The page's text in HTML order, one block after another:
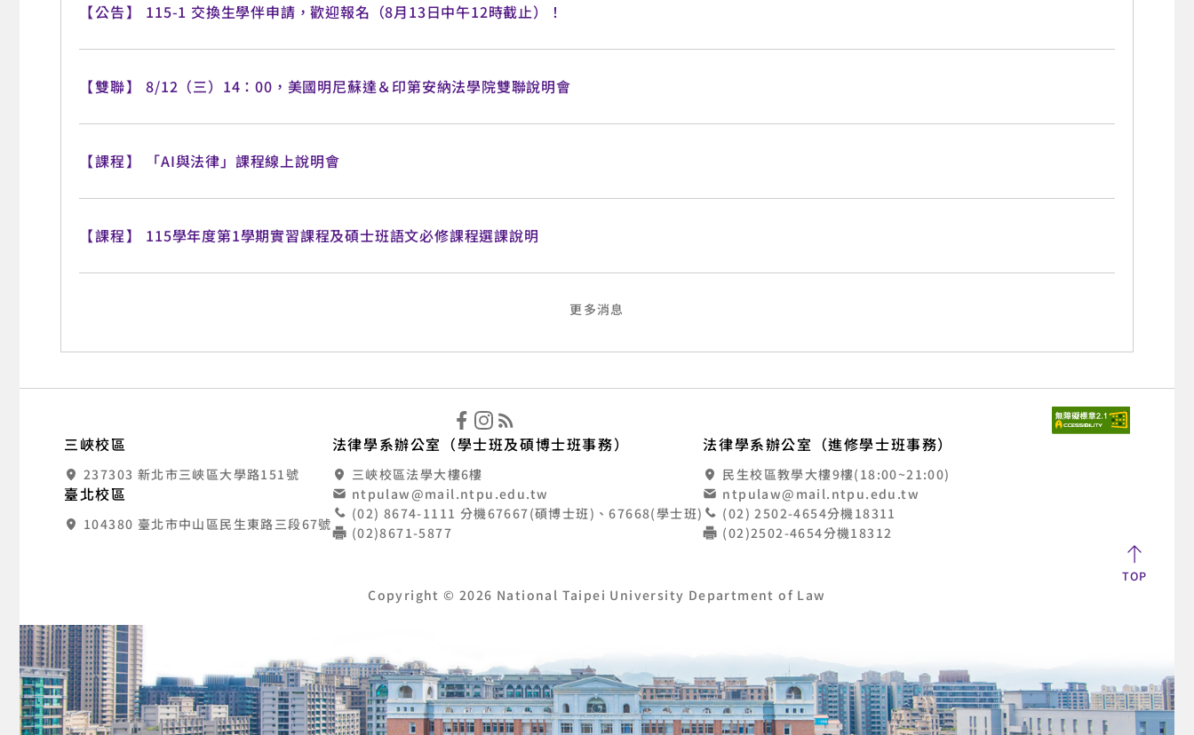
【公告】 115-1 交換生學伴申請，歡迎報名（8月13日中午12時截止）！
【雙聯】 8/12（三）14：00，美國明尼蘇達＆印第安納法學院雙聯說明會
【課程】 「AI與法律」課程線上說明會
【課程】 115學年度第1學期實習課程及碩士班語文必修課程選課說明
更多消息
國立臺北大學法律學系
三峽校區
237303 新北市三峽區大學路151號
臺北校區
104380 臺北市中山區民生東路三段67號
法律學系辦公室（學士班及碩博士班事務）
三峽校區法學大樓6樓
ntpulaw@mail.ntpu.edu.tw
(02) 8674-1111 分機67667(碩博士班)、67668(學士班)
(02)8671-5877
法律學系辦公室（進修學士班事務）
民生校區教學大樓9樓(18:00~21:00)
ntpulaw@mail.ntpu.edu.tw
(02) 2502-4654分機18311
(02)2502-4654分機18312
Copyright © 2026 National Taipei University Department of Law
TOP